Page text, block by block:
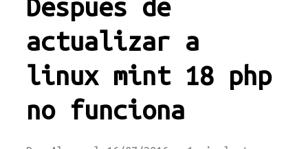
Despues de
actualizar a
linux mint 18 php
no funciona